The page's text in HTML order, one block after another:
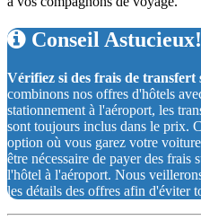
Conseil Astucieux!
Vérifiez si des frais de transfert
combinons nos offres d'hôtels
stationnement à l'aéroport, les
sont toujours inclus dans le prix.
option où vous garez votre
être nécessaire de payer des frais
l'hôtel à l'aéroport. Nous
les détails des offres afin d'éviter